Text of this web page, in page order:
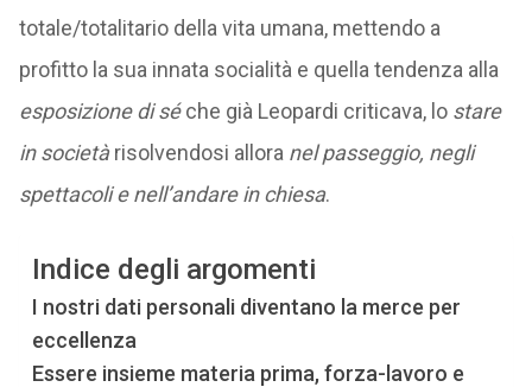
totale/totalitario della vita umana, mettendo a
profitto la sua innata socialità e quella tendenza alla
esposizione di séche già Leopardi criticava, lo stare
in societàrisolvendosi allora nel passeggio, negli
spettacoli e nell’andare in chiesa.
Indice degli argomenti
I nostri dati personali diventano la merce per
eccellenza
Essere insieme materia prima, forza-lavoro e